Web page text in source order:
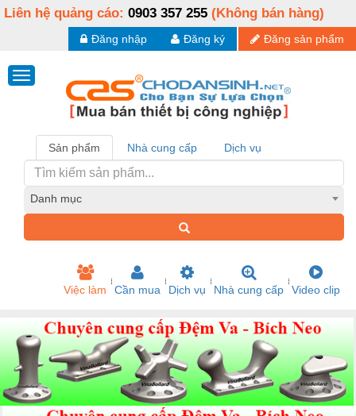
Liên hệ quảng cáo: 0903 357 255 (Không bán hàng)
Đăng sản phẩm
Đăng ký
Đăng nhập
Sản phẩm Nhà cung cấp Dịch vụ
Danh mục
Việc làm Cần mua Dịch vụ Nhà cung cấp Video clip